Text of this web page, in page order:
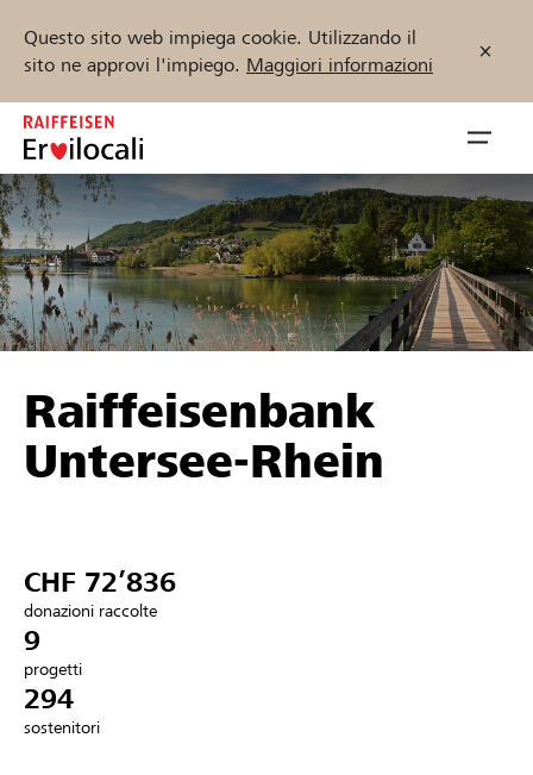
Questo sito web impiega cookie. Utilizzando il
sito ne approvi l'impiego. Maggiori informazioni
Zum
Inhalt
springen
öffnen
Sostenere
Aiuto & supporto
Collegarsi
Trova progetti e organizzazioni
Inizia ora
Raiffeisenbank
Untersee-Rhein
CHF 72’836
donazioni raccolte
9
progetti
294
sostenitori